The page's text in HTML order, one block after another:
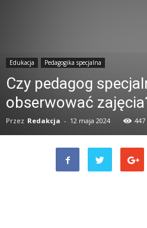
Edukacja Pedagogika specjalna
Czy pedagog
obserwować
Przez Redakcja - 12 maja 2024 447